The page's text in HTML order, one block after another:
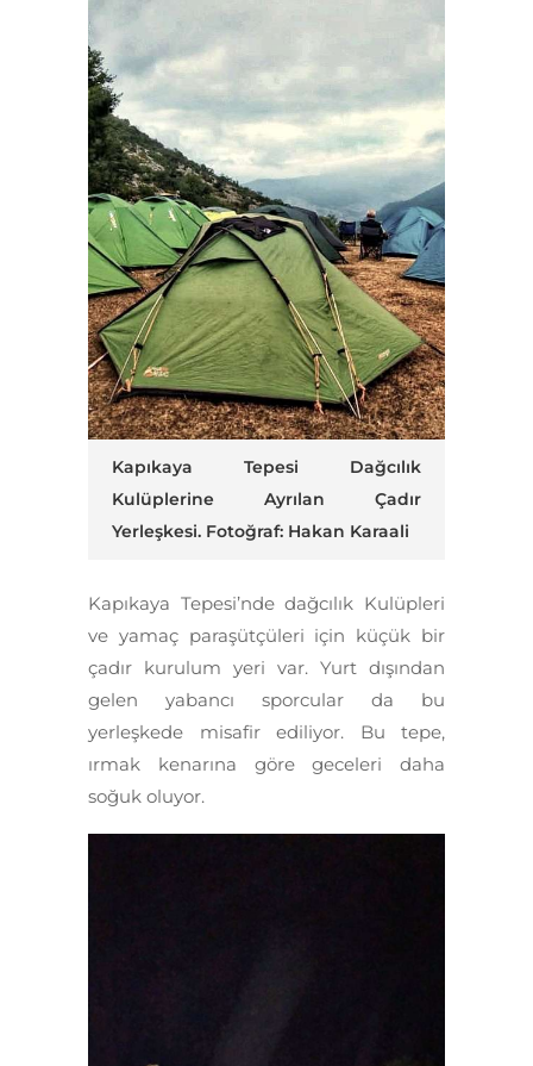
Kapıkaya Tepesi Dağcılık
Kulüplerine Ayrılan Çadır
Yerleşkesi. Fotoğraf: Hakan Karaali
Kapıkaya Tepesi’nde dağcılık Kulüpleri
ve yamaç paraşütçüleri için küçük bir
çadır kurulum yeri var. Yurt dışından
gelen yabancı sporcular da bu
yerleşkede misafir ediliyor. Bu tepe,
ırmak kenarına göre geceleri daha
soğuk oluyor.